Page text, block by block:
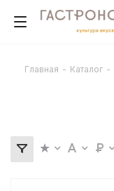
Главная - Каталог -